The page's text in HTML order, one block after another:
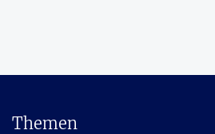
Themen